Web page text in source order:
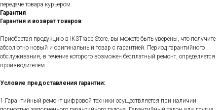
передаче товара курьером.
Гарантия
Гарантия и возврат товаров
Приобретая продукцию в IKSTrade Store, вы можете быть уверены, что получите
абсолютно новый и оригинальный товар с гарантией. Период гарантийного
обслуживания, в течение которого возможен бесплатный ремонт, определяется
производителем.
Условие предоставления гарантии:
1.Гарантийный ремонт цифровой техники осуществляется при наличии